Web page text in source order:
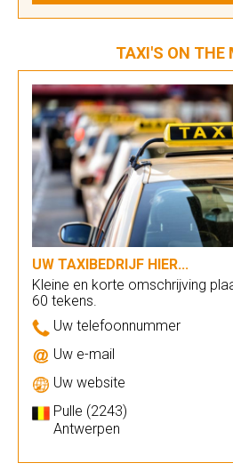
TAXI'S ON THE
UW TAXIBEDRIJF HIER...
Kleine en korte omschrijving
60 tekens.
Uw telefoonnummer
Uw e-mail
Uw website
Pulle (2243)
Antwerpen